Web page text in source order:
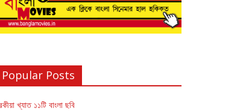
Popular Posts
খ্যাত ১১টি বাংলা ছবি